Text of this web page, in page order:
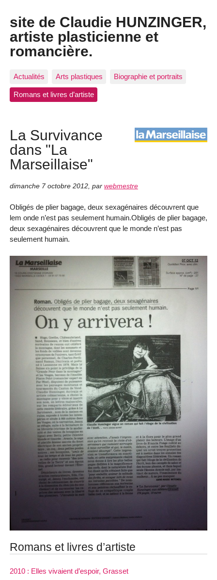
site de Claudie HUNZINGER,
artiste plasticienne et
romancière.
Actualités Arts plastiques Biographie et portraits
Romans et livres d’artiste
La Survivance
dans "La
Marseillaise"
dimanche 7 octobre 2012 par webmestre
Obligés de plier bagage, deux sexagénaires découvrent que
lem onde n’est pas seulement humain.Obligés de plier bagage,
deux sexagénaires découvrent que le monde n’est pas
seulement humain.
Romans et livres d’artiste
2010 : Elles vivaient d’espoir, Grasset